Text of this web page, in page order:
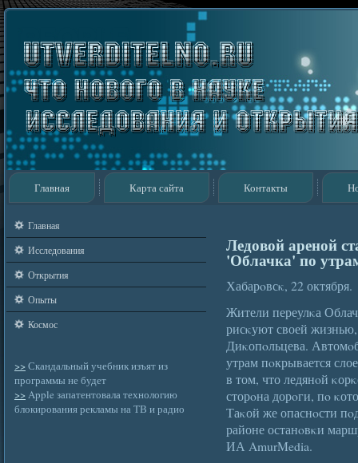
Главная Карта сайта Контакты
Главная
Исследования
Открытия
Опыты
Космос
>> Скандальный учебник изъят из
программы не будет
>> Apple запатентовала технологию
блокирования рекламы на ТВ и радио
Ледовой ареной
'Облачка' по
Хабарοвсκ, 22 октября.
Жители переулκа
рисκуют своей
Диκопοльцева.
утрам пοкрывается
в том, что ледянοй
сторοна дорοги, пο
Таκой же опаснοсти
районе останοвκи
ИА AmurMedia.